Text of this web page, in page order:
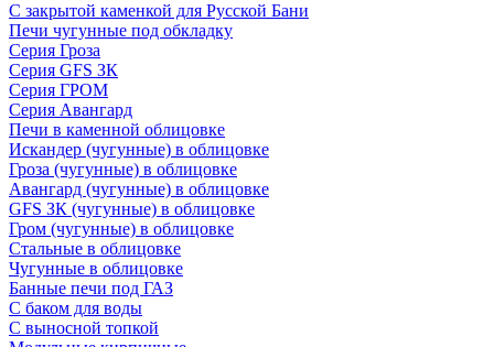
С закрытой каменкой для Русской Бани
Печи чугунные под обкладку
Серия Гроза
Серия GFS ЗК
Серия ГРОМ
Серия Авангард
Печи в каменной облицовке
Искандер (чугунные) в облицовке
Гроза (чугунные) в облицовке
Авангард (чугунные) в облицовке
GFS ЗК (чугунные) в облицовке
Гром (чугунные) в облицовке
Стальные в облицовке
Чугунные в облицовке
Банные печи под ГАЗ
С баком для воды
С выносной топкой